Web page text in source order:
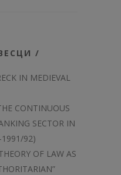
/
IN MEDIEVAL
CONTINUOUS
SECTOR IN
92)
OF LAW AS